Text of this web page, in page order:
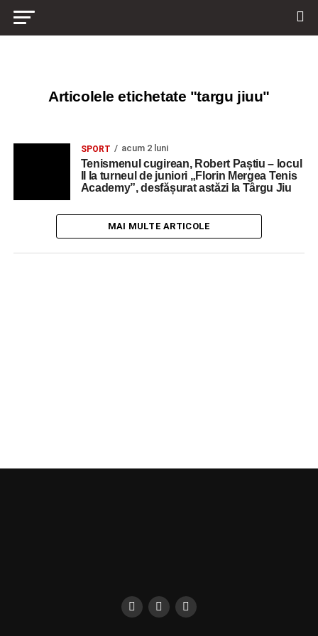
Articolele etichetate "targu jiuu"
SPORT acum 2 luni
Tenismenul cugirean, Robert Paștiu – locul
II la turneul de juniori „Florin Mergea Tenis
Academy”, desfășurat astăzi la Târgu Jiu
MAI MULTE ARTICOLE